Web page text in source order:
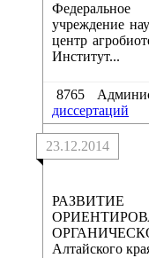
учреждение
центр
Институт...
8765
диссертаций
23.12.2014
Алтайского